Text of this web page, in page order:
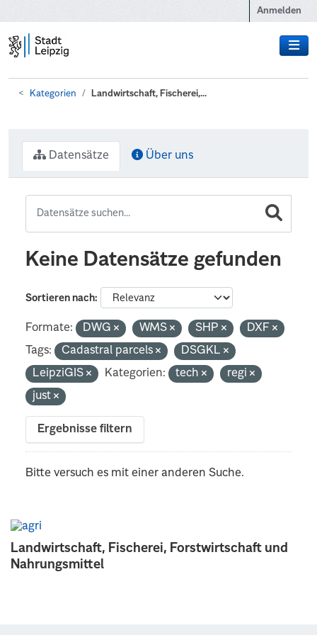
Anmelden
Kategorien Landwirtschaft, Fischerei,...
Landwirtschaft, Fischerei, Forstwirtschaft und
Nahrungsmittel
Datensätze Über uns
Keine Datensätze gefunden
Sortieren nach
Formate: DWG WMS SHP
DXF
Tags:
Cadastral parcels
DSGKL
LeipziGIS
Kategorien: tech
regi
just
Ergebnisse filtern
Bitte versuch es mit einer anderen Suche.